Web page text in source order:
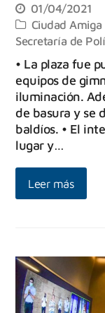
01/04/2021
Ciudad
Secretaría de
• La plaza fue
equipos de
iluminación.
de basura y se
baldíos. • El
lugar y…
Leer más